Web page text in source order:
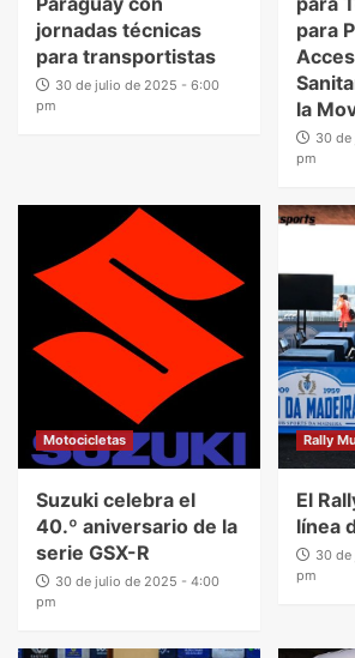
jornadas técnicas
para transportistas
30 de julio de 2025 - 6:00
pm
para
la
30
pm
Motocicletas
Suzuki celebra el
40.º aniversario de la
serie GSX-R
30 de julio de 2025 - 4:00
pm
Rally
El
línea
30
pm